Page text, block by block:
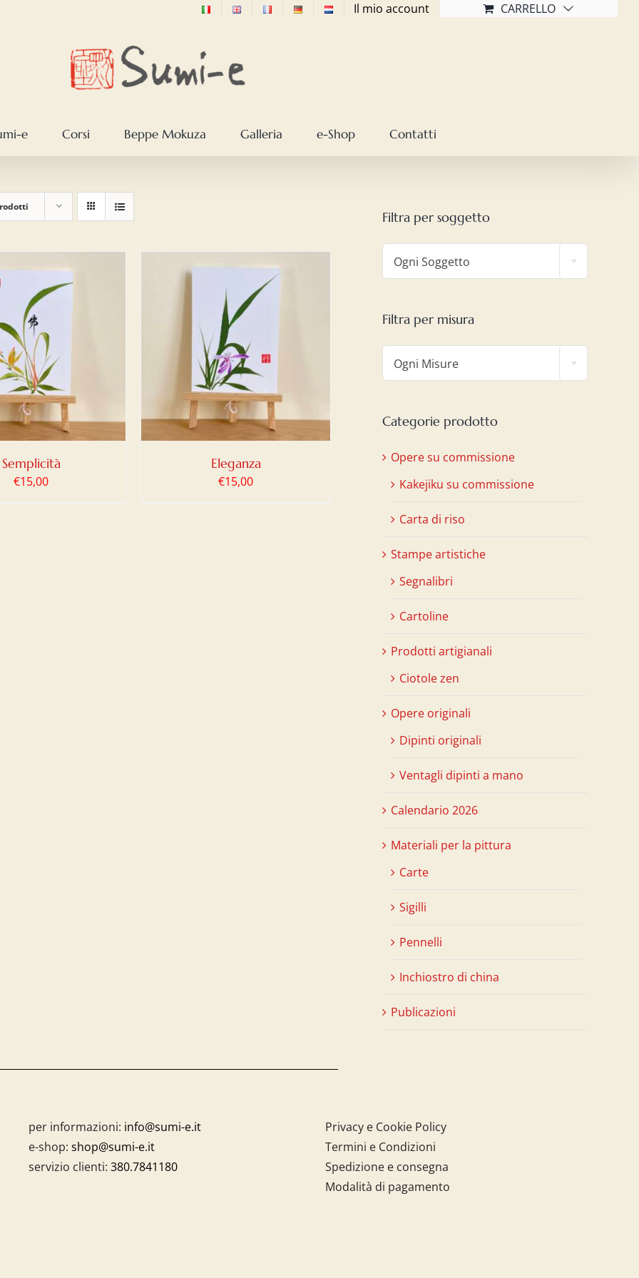
Il mio account CARRELLO
e Corsi Beppe Mokuza Galleria e-Shop Contatti
Semplicità
€15,00
AL CARRELLO
DETTAGLI
Eleganza
€15,00
Filtra per soggetto
Ogni Soggetto
Filtra per misura
Ogni Misure
Categorie prodotto
Opere su commissione
Kakejiku su commissione
Carta di riso
Stampe artistiche
Segnalibri
Cartoline
Prodotti artigianali
Ciotole zen
Opere originali
Dipinti originali
Ventagli dipinti a mano
Calendario 2026
Materiali per la pittura
Carte
Sigilli
Pennelli
Inchiostro di china
Publicazioni
per informazioni: info@sumi-e.it
e-shop: shop@sumi-e.it
servizio clienti: 380.7841180
Privacy e Cookie Policy
Termini e Condizioni
Spedizione e consegna
Modalità di pagamento